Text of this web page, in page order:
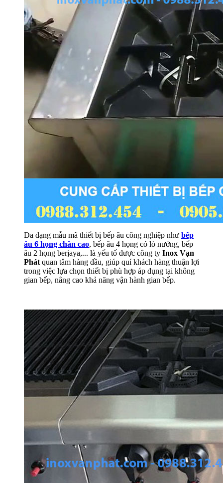
Đa dạng mẫu mã thiết bị bếp âu công nghiệp như bếp
âu 6 họng chân cao, bếp âu 4 họng có lò nướng, bếp
âu 2 họng berjaya,... là yếu tố được công ty Inox Vạn
Phát quan tâm hàng đầu, giúp quí khách hàng thuận lợi
trong việc lựa chọn thiết bị phù hợp áp dụng tại không
gian bếp, nâng cao khả năng vận hành gian bếp.